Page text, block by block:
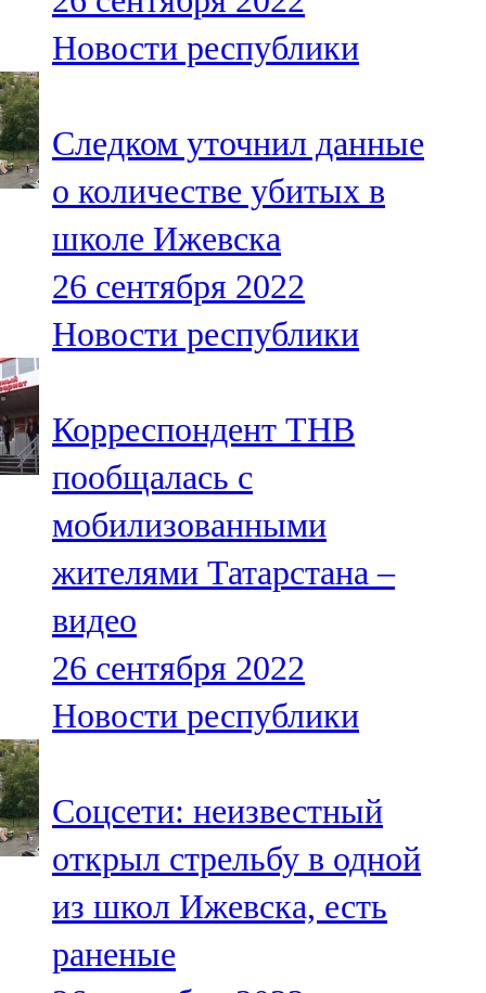
Сарман
107,8 FM
106,1 FM
Түбән Кама
102,6 FM
Чирмешән
107,7 FM
103,0 FM
Чүпрәле
91,0 FM
Шәмәрдән
102,3 FM
Яңа чишмә
107,0 FM
105,5 FM
Новости республики
Следком уточнил данные
о количестве убитых в
школе Ижевска
26 сентября 2022
Новости республики
Корреспондент ТНВ
пообщалась с
мобилизованными
жителями Татарстана –
видео
26 сентября 2022
Новости республики
Соцсети: неизвестный
открыл стрельбу в одной
из школ Ижевска, есть
раненые